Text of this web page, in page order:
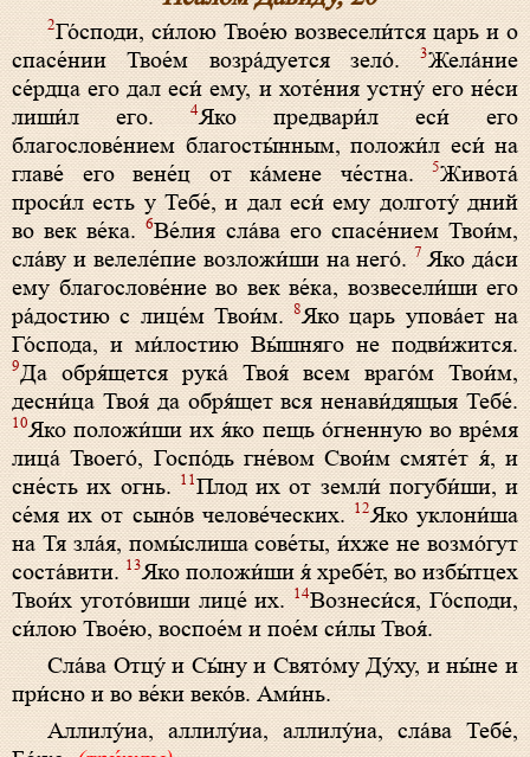
2Го́споди, си́лою Твое́ю возвесели́тся царь и о
спасе́нии Твое́м возра́дуется зело́.3Жела́ние
се́рдца его дал еси́ ему, и хоте́ния устну́ его не́си
лиши́л его.4Яко предвари́л еси́ его
благослове́нием благосты́нным, положи́л еси́ на
главе́ его вене́ц от ка́мене че́стна.5Живота́
проси́л есть у Тебе́, и дал еси́ ему долготу́ дний
во век ве́ка.6Ве́лия сла́ва его спасе́нием Твои́м,
сла́ву и велеле́пие возложи́ши на него́.7Яко да́си
ему благослове́ние во век ве́ка, возвесели́ши его
ра́достию с лице́м Твои́м.8Яко царь упова́ет на
Го́спода, и ми́лостию Вы́шняго не подви́жится.
9Да обря́щется рука́ Твоя́ всем враго́м Твои́м,
десни́ца Твоя́ да обря́щет вся ненави́дящыя Тебе́.
10Яко положи́ши их я́ко пещь о́гненную во вре́мя
лица́ Твоего́, Госпо́дь гне́вом Свои́м смяте́т я́, и
сне́сть их огнь. 11Плод их от земли́ погуби́ши, и
се́мя их от сыно́в челове́ческих.12Яко уклони́ша
на Тя зла́я, помы́слиша сове́ты, и́хже не возмо́гут
соста́вити.13Яко положи́ши я́ хребе́т, во избы́тцех
Твои́х угото́виши лице́ их.14Вознеси́ся, Го́споди,
си́лою Твое́ю, воспое́м и пое́м си́лы Твоя́.
Сла́­ва Отцу́ и Сы́­ну и Свя­то́­му Ду́ху, и ны́­не и
при́с­но и во ве́­ки ве­ко́в. Ами́нь.
Алли­лу́иа, алли­лу́иа, алли­лу́иа, сла́­ва Те­бе́,